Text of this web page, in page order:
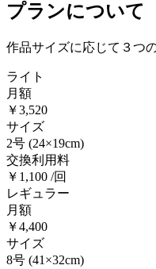
プランについて
作品サイズに応じて３つ
ライト
月額
￥3,520
サイズ
2号 (24×19cm)
交換利用料
￥1,100 /回
レギュラー
月額
￥4,400
サイズ
8号 (41×32cm)